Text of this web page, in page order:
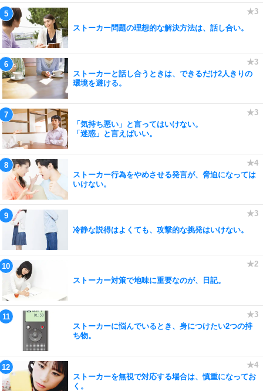
ストーカー問題の理想的な解決方法は、話し合い。
ストーカーと話し合うときは、できるだけ2人きりの
環境を避ける。
「気持ち悪い」と言ってはいけない。
「迷惑」と言えばいい。
ストーカー行為をやめさせる発言が、脅迫になっては
いけない。
冷静な説得はよくても、攻撃的な挑発はいけない。
ストーカー対策で地味に重要なのが、日記。
ストーカーに悩んでいるとき、身につけたい2つの持
ち物。
ストーカーを無視で対応する場合は、慎重になってお
く。